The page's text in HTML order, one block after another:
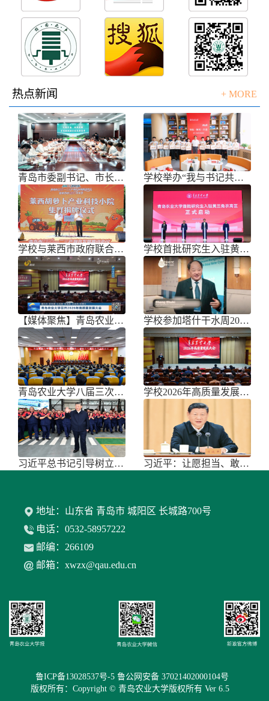
热点新闻 + MORE
青岛市委副书记、市长任刚来校调研 学校举办“我与书记共话成长”师生面
学校与莱西市政府联合举办青岛市胡萝 学校首批研究生入驻黄三角农高区
【媒体聚焦】青岛农业大学召开202 学校参加塔什干水周2026国际论坛
青岛农业大学八届三次双代会胜利召开 学校2026年高质量发展大会召开
习近平总书记引导树立和践行正确政绩 习近平：让愿担当、敢担当、善担当蔚
地址：山东省 青岛市 城阳区 长城路700号
电话：0532-58957222
邮编：266109
邮箱：xwzx@qau.edu.cn
鲁ICP备13028537号-5 鲁公网安备 37021402000104号
版权所有：Copyright © 青岛农业大学版权所有 Ver 6.5